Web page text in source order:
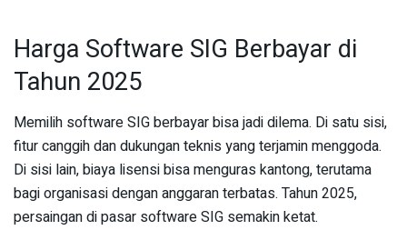
Harga Software SIG Berbayar di
Tahun 2025
Memilih software SIG berbayar bisa jadi dilema. Di satu sisi,
fitur canggih dan dukungan teknis yang terjamin menggoda.
Di sisi lain, biaya lisensi bisa menguras kantong, terutama
bagi organisasi dengan anggaran terbatas. Tahun 2025,
persaingan di pasar software SIG semakin ketat.